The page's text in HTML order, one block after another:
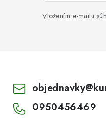
Vložením e-mailu
objednavky@
0950456469